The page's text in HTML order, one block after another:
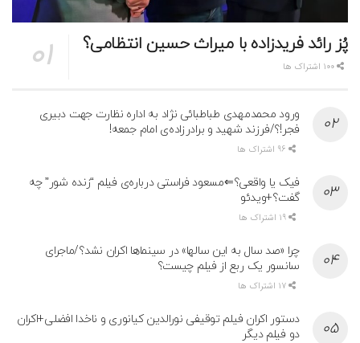
پُز رائد فریدزاده با میراث حسین انتظامی؟
ورود محمدمهدی طباطبائی نژاد به اداره نظارت جهت دبیری
فجر!؟/فرزند شهید و برادرزاده‌ی امام جمعه!
فیک یا واقعی؟⇐مسعود فراستی درباره‌ی فیلم “زنده شور” چه
گفت؟+ویدئو
چرا «صد سال به این سالها» در سینماها اکران نشد؟/ماجرای
سانسور یک ربع از فیلم چیست؟
دستور اکران فیلم توقیفی نورالدین کیانوری و ناخدا افضلی+اکران
دو فیلم دیگر